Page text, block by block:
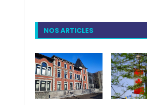
NOS ARTICLES